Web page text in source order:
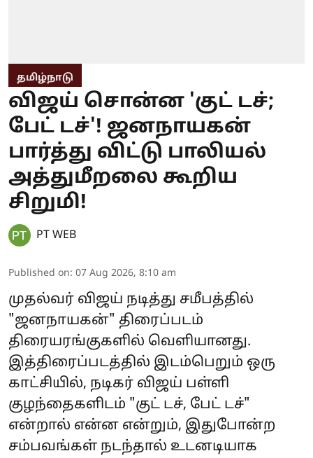
தமிழ்நாடு
விஜய் சொன்ன 'குட் டச்;
பேட் டச்'! ஜனநாயகன்
பார்த்து விட்டு பாலியல்
அத்துமீறலை கூறிய
சிறுமி!
PT WEB
Published on: 07 Aug 2026, 8:10 am
முதல்வர் விஜய் நடித்து சமீபத்தில்
"ஜனநாயகன்" திரைப்படம்
திரையரங்குகளில் வெளியானது.
இத்திரைப்படத்தில் இடம்பெறும் ஒரு
காட்சியில், நடிகர் விஜய் பள்ளி
குழந்தைகளிடம் "குட் டச், பேட் டச்"
என்றால் என்ன என்றும், இதுபோன்ற
சம்பவங்கள் நடந்தால் உடனடியாக